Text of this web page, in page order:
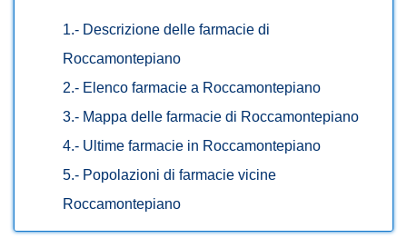
1.- Descrizione delle farmacie di
Roccamontepiano
2.- Elenco farmacie a Roccamontepiano
3.- Mappa delle farmacie di Roccamontepiano
4.- Ultime farmacie in Roccamontepiano
5.- Popolazioni di farmacie vicine
Roccamontepiano